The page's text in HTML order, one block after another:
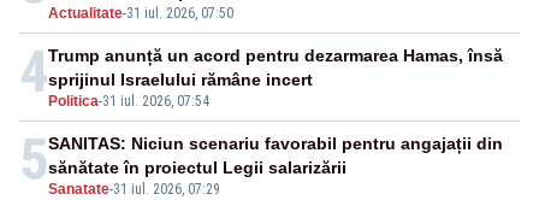
Actualitate-31 iul. 2026, 07:50
4 Politica-31 iul. 2026, 07:54
Trump anunță un acord pentru dezarmarea Hamas, însă
sprijinul Israelului rămâne incert
5Sanatate-31 iul. 2026, 07:29
SANITAS: Niciun scenariu favorabil pentru angajații din
sănătate în proiectul Legii salarizării